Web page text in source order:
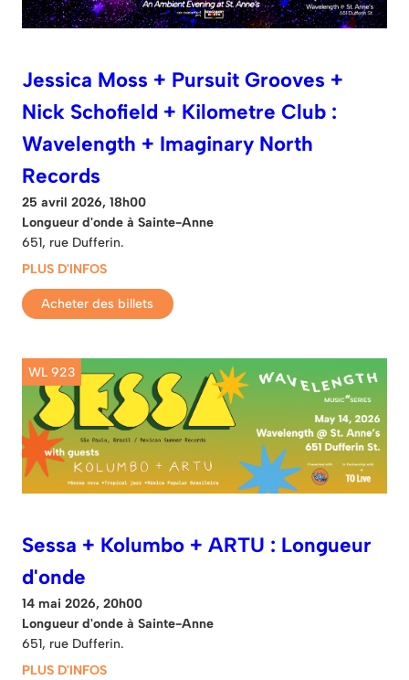
Jessica Moss + Pursuit Grooves +
Nick Schofield + Kilometre Club :
Wavelength + Imaginary North
Records
25 avril 2026, 18h00
Longueur d'onde à Sainte-Anne
651, rue Dufferin.
PLUS D'INFOS
Acheter des billets
WL 923
Sessa + Kolumbo + ARTU : Longueur
d'onde
14 mai 2026, 20h00
Longueur d'onde à Sainte-Anne
651, rue Dufferin.
PLUS D'INFOS